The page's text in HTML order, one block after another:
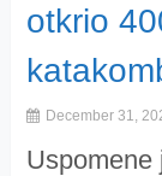
otkrio
December 31,
Uspomene